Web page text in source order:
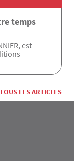
temps
est
TOUS LES ARTICLES